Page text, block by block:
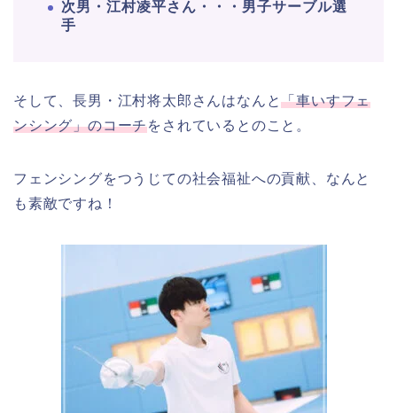
次男・江村凌平さん・・・男子サーブル選
手
そして、長男・江村将太郎さんはなんと「車いすフェ
ンシング」のコーチをされているとのこと。
フェンシングをつうじての社会福祉への貢献、なんと
も素敵ですね！